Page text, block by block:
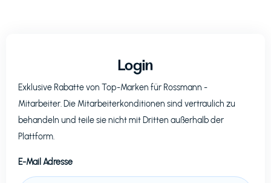
Login
Exklusive Rabatte von Top-Marken für Rossmann -
Mitarbeiter. Die Mitarbeiterkonditionen sind vertraulich zu
behandeln und teile sie nicht mit Dritten außerhalb der
Plattform.
E-Mail Adresse